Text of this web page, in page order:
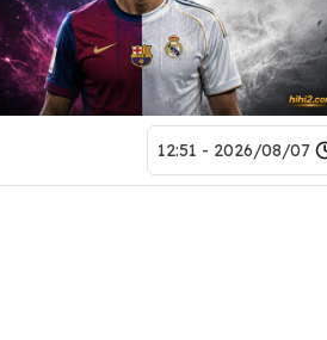
2026/08/07 - 12:51